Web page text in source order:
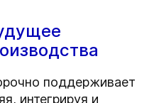
поддерживает
интегрируя и